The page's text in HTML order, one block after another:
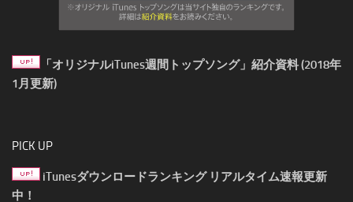
「オリジナルiTunes週間トップソング」紹介資料 (2018年
1月更新)
PICK UP
iTunesダウンロードランキング リアルタイム速報更新
中！